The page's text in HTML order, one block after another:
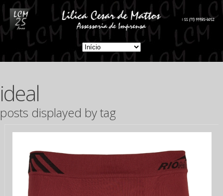
ideal
posts displayed by tag